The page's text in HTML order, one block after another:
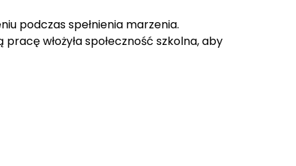
podczas spełnienia marzenia.
włożyła społeczność szkolna, aby